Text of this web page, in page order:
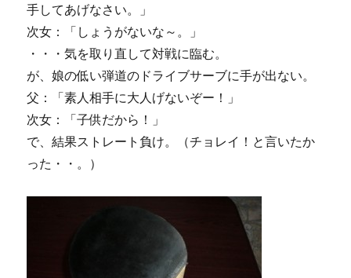
手してあげなさい。」
次女：「しょうがないな～。」
・・・気を取り直して対戦に臨む。
が、娘の低い弾道のドライブサーブに手が出ない。
父：「素人相手に大人げないぞー！」
次女：「子供だから！」
で、結果ストレート負け。（チョレイ！と言いたか
った・・。）